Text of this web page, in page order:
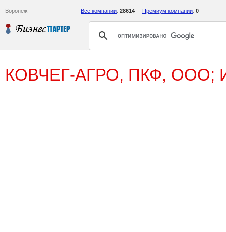
Воронеж Все компании: 28614 Премиум компании: 0
КОВЧЕГ-АГРО, ПКФ, ООО;